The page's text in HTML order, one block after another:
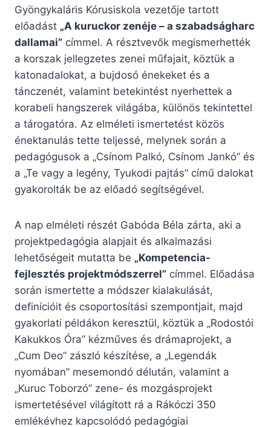
Gyöngykaláris Kórusiskola vezetője tartott
előadást „A kuruckor zenéje – a szabadságharc
dallamai” címmel. A résztvevők megismerhették
a korszak jellegzetes zenei műfajait, köztük a
katonadalokat, a bujdosó énekeket és a
tánczenét, valamint betekintést nyerhettek a
korabeli hangszerek világába, különös tekintettel
a tárogatóra. Az elméleti ismertetést közös
énektanulás tette teljessé, melynek során a
pedagógusok a „Csínom Palkó, Csínom Jankó” és
a „Te vagy a legény, Tyukodi pajtás” című dalokat
gyakorolták be az előadó segítségével.
A nap elméleti részét Gabóda Béla zárta, aki a
projektpedagógia alapjait és alkalmazási
lehetőségeit mutatta be „Kompetencia-
fejlesztés projektmódszerrel” címmel. Előadása
során ismertette a módszer kialakulását,
definícióit és csoportosítási szempontjait, majd
gyakorlati példákon keresztül, köztük a „Rodostói
Kakukkos Óra” kézműves és drámaprojekt, a
„Cum Deo” zászló készítése, a „Legendák
nyomában” mesemondó délután, valamint a
„Kuruc Toborzó” zene- és mozgásprojekt
ismertetésével világított rá a Rákóczi 350
emlékévhez kapcsolódó pedagógiai